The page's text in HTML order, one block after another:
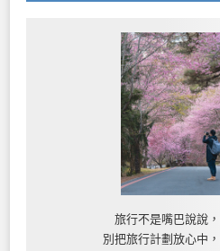
旅行不是嘴巴說說
別把旅行計劃放心中